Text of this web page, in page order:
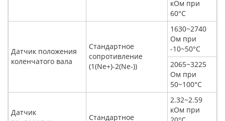
кОм при
60°С
Датчик положения
коленчатого вала
Стандартное
сопротивление
(1(Ne+)-2(Ne-))
1630~2740
Ом при
-10~50°С
2065~3225
Ом при
50~100°С
Датчик
Стандартное
2.32~2.59
кОм при